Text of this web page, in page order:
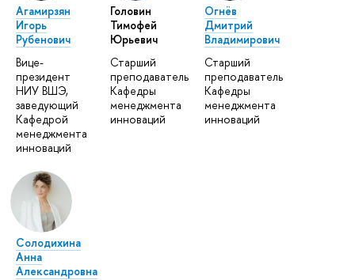
Агамирзян
Игорь
Рубенович
Вице-
президент
НИУ ВШЭ,
заведующий
Кафедрой
менеджмента
инноваций
Головин
Тимофей
Юрьевич
Старший
преподаватель
Кафедры
менеджмента
инноваций
Огнёв
Дмитрий
Владимирович
Старший
преподаватель
Кафедры
менеджмента
инноваций
Солодихина
Анна
Александровна